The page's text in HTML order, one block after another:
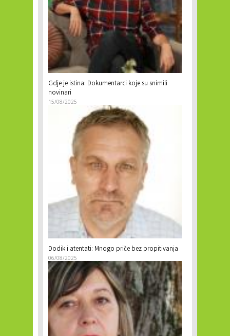
Gdje je istina: Dokumentarci koje su snimili
novinari
15/08/2025
Dodik i atentati: Mnogo priče bez propitivanja
06/08/2025